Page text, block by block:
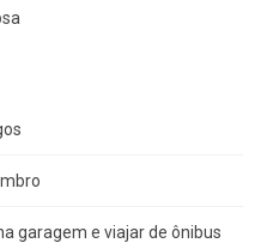
garagem e viajar de ônibus